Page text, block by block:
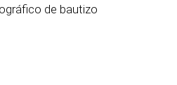
de bautizo